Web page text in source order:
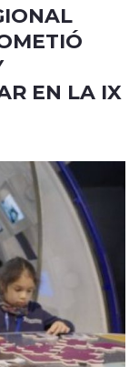
EN LA IX